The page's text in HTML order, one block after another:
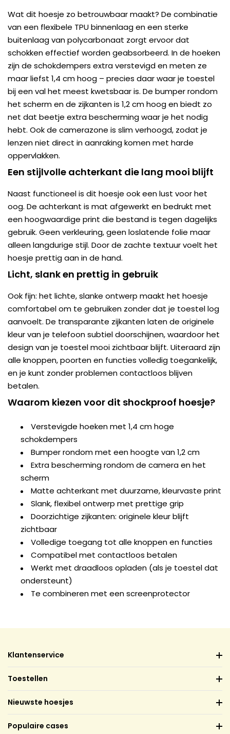
Wat dit hoesje zo betrouwbaar maakt? De combinatie
van een flexibele TPU binnenlaag en een sterke
buitenlaag van polycarbonaat zorgt ervoor dat
schokken effectief worden geabsorbeerd. In de hoeken
zijn de schokdempers extra verstevigd en meten ze
maar liefst 1,4 cm hoog – precies daar waar je toestel
bij een val het meest kwetsbaar is. De bumper rondom
het scherm en de zijkanten is 1,2 cm hoog en biedt zo
net dat beetje extra bescherming waar je het nodig
hebt. Ook de camerazone is slim verhoogd, zodat je
lenzen niet direct in aanraking komen met harde
oppervlakken.
Een stijlvolle achterkant die lang mooi blijft
Naast functioneel is dit hoesje ook een lust voor het
oog. De achterkant is mat afgewerkt en bedrukt met
een hoogwaardige print die bestand is tegen dagelijks
gebruik. Geen verkleuring, geen loslatende folie maar
alleen langdurige stijl. Door de zachte textuur voelt het
hoesje prettig aan in de hand.
Licht, slank en prettig in gebruik
Ook fijn: het lichte, slanke ontwerp maakt het hoesje
comfortabel om te gebruiken zonder dat je toestel log
aanvoelt. De transparante zijkanten laten de originele
kleur van je telefoon subtiel doorschijnen, waardoor het
design van je toestel mooi zichtbaar blijft. Uiteraard zijn
alle knoppen, poorten en functies volledig toegankelijk,
en je kunt zonder problemen contactloos blijven
betalen.
Waarom kiezen voor dit shockproof hoesje?
Verstevigde hoeken met 1,4 cm hoge
schokdempers
Bumper rondom met een hoogte van 1,2 cm
Extra bescherming rondom de camera en het
scherm
Matte achterkant met duurzame, kleurvaste print
Slank, flexibel ontwerp met prettige grip
Doorzichtige zijkanten: originele kleur blijft
zichtbaar
Volledige toegang tot alle knoppen en functies
Compatibel met contactloos betalen
Werkt met draadloos opladen (als je toestel dat
ondersteunt)
Te combineren met een screenprotector
Klantenservice
Toestellen
Nieuwste hoesjes
Populaire cases